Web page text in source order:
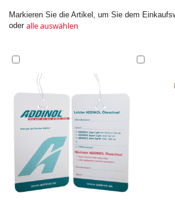
Markieren Sie die Artikel, um Sie dem
oder alle auswählen
Einkaufswagen